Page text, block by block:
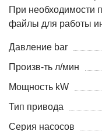
При необходимости
файлы для работы
Давление bar
Произв-ть л/мин
Мощность kW
Тип привода
Серия насосов